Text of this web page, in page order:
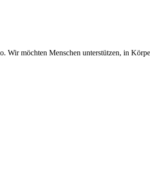
möchten Menschen unterstützen, in